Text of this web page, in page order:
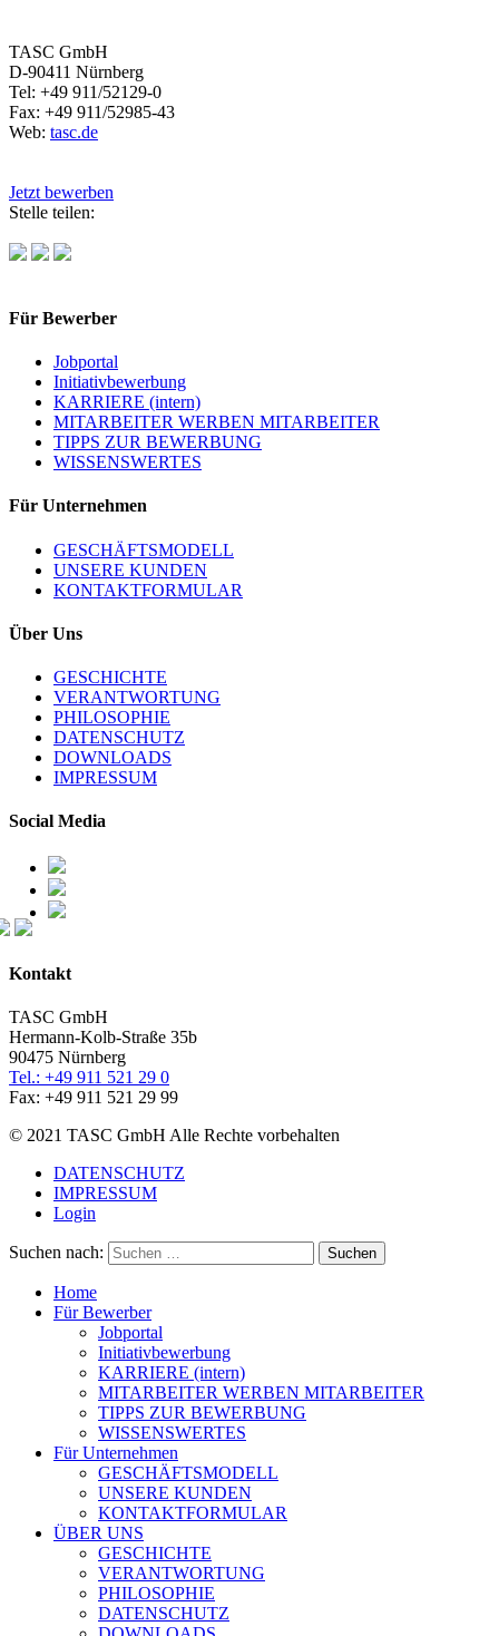
TASC GmbH
D-90411 Nürnberg
Tel: +49 911/52129-0
Fax: +49 911/52985-43
Web: tasc.de
Jetzt bewerben
Stelle teilen:
Für Bewerber
Jobportal
Initiativbewerbung
KARRIERE (intern)
MITARBEITER WERBEN MITARBEITER
TIPPS ZUR BEWERBUNG
WISSENSWERTES
Für Unternehmen
GESCHÄFTSMODELL
UNSERE KUNDEN
KONTAKTFORMULAR
Über Uns
GESCHICHTE
VERANTWORTUNG
PHILOSOPHIE
DATENSCHUTZ
DOWNLOADS
IMPRESSUM
Social Media
Kontakt
TASC GmbH
Hermann-Kolb-Straße 35b
90475 Nürnberg
Tel.: +49 911 521 29 0
Fax: +49 911 521 29 99
© 2021 TASC GmbH Alle Rechte vorbehalten
DATENSCHUTZ
IMPRESSUM
Login
Suchen nach:
Home
Für Bewerber
Jobportal
Initiativbewerbung
KARRIERE (intern)
MITARBEITER WERBEN MITARBEITER
TIPPS ZUR BEWERBUNG
WISSENSWERTES
Für Unternehmen
GESCHÄFTSMODELL
UNSERE KUNDEN
KONTAKTFORMULAR
ÜBER UNS
GESCHICHTE
VERANTWORTUNG
PHILOSOPHIE
DATENSCHUTZ